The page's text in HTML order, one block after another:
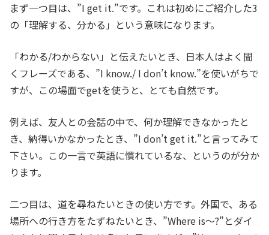
まず一つ目は、”I get it.”です。これは初めにご紹介した3
の「理解する、分かる」という意味になります。
「わかる/わからない」と伝えたいとき、日本人はよく聞
くフレーズである、”I know./ I don’t know.”を使いがちで
すが、この場面でgetを使うと、とても自然です。
例えば、友人との会話の中で、何か理解できなかったと
き、納得いかなかったとき、”I don’t get it.”と言ってみて
下さい。この一言で英語に慣れているな、というのが分か
ります。
二つ目は、道を尋ねたいときの使い方です。外国で、ある
場所への行き方をたずねたいとき、”Where is～?”とダイ